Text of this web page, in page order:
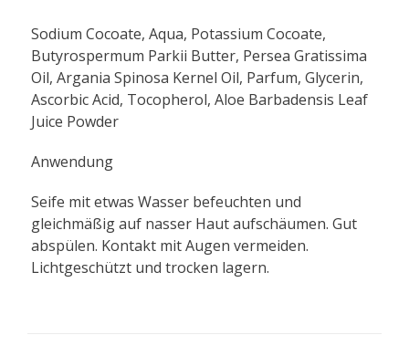
Sodium Cocoate, Aqua, Potassium Cocoate,
Butyrospermum Parkii Butter, Persea Gratissima
Oil, Argania Spinosa Kernel Oil, Parfum, Glycerin,
Ascorbic Acid, Tocopherol, Aloe Barbadensis Leaf
Juice Powder
Anwendung
Seife mit etwas Wasser befeuchten und
gleichmäßig auf nasser Haut aufschäumen. Gut
abspülen. Kontakt mit Augen vermeiden.
Lichtgeschützt und trocken lagern.